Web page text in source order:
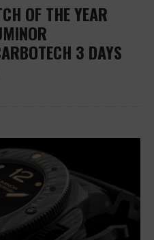
OF THE YEAR
3 DAYS